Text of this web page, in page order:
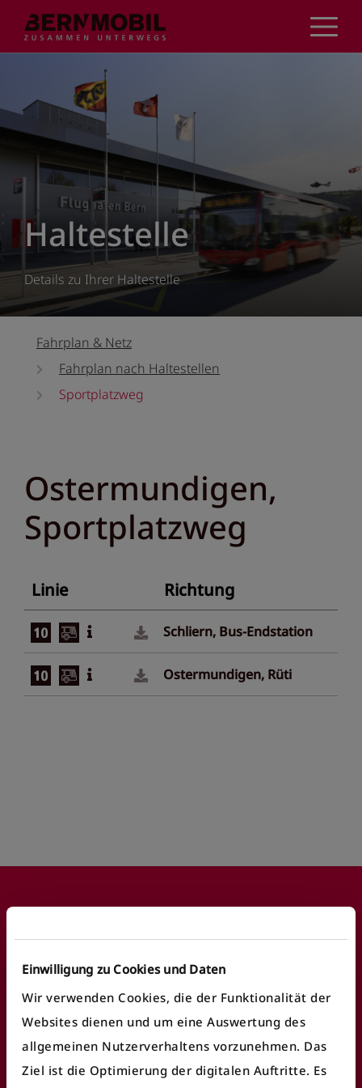
Einwilligung zu Cookies und Daten
Wir verwenden Cookies, die der Funktionalität der
Websites dienen und um eine Auswertung des
allgemeinen Nutzerverhaltens vorzunehmen. Das
Ziel ist die Optimierung der digitalen Auftritte. Es
Inhalt
Haltestelle
Details zu Ihrer Haltestelle
Fahrplan & Netz
Fahrplan nach Haltestellen
Sportplatzweg
Ostermundigen,
Sportplatzweg
Linie Richtung
Schliern, Bus-Endstation
Ostermundigen, Rüti
Häufige Anliegen
Fundbüro finden